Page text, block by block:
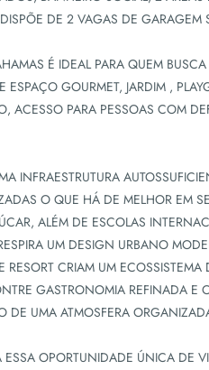
DE 2 VAGAS DE
É IDEAL PARA QUEM
GOURMET, JARDIM ,
ACESSO PARA PESSOAS COM
INFRAESTRUTURA
O QUE HÁ DE MELHOR EM
ALÉM DE ESCOLAS
UM DESIGN URBANO
CRIAM UM
GASTRONOMIA REFINADA E
UMA ATMOSFERA
OPORTUNIDADE ÚNICA DE